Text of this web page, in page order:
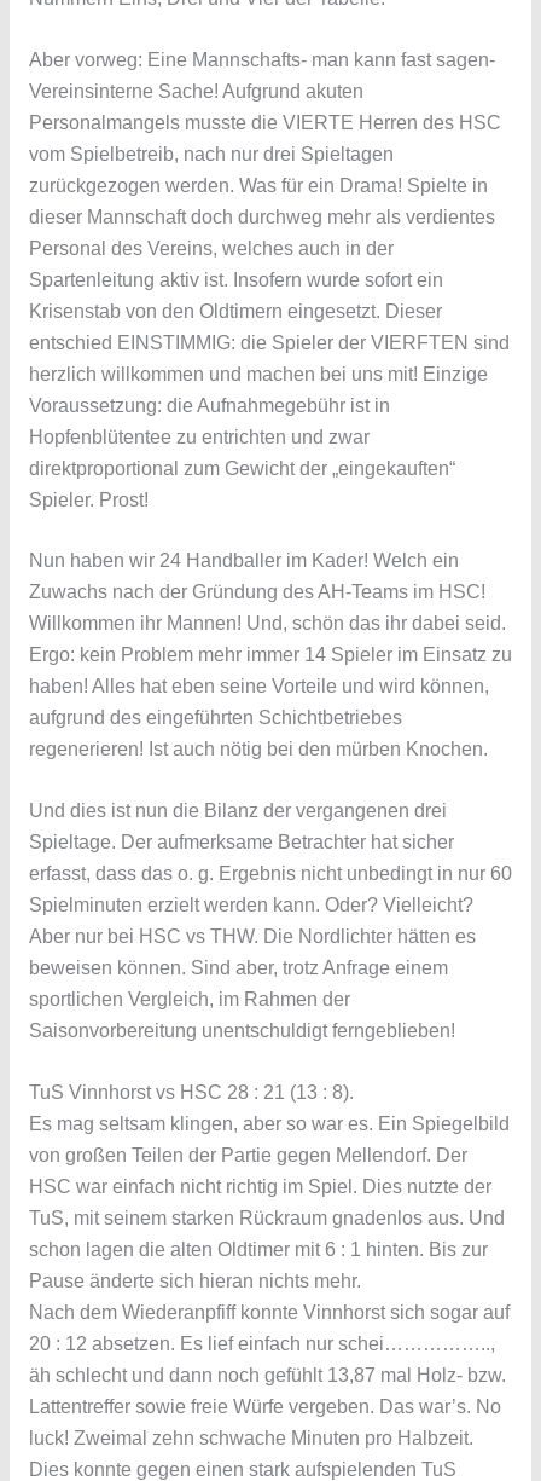
Aber vorweg: Eine Mannschafts- man kann fast sagen-
Vereinsinterne Sache! Aufgrund akuten
Personalmangels musste die VIERTE Herren des HSC
vom Spielbetreib, nach nur drei Spieltagen
zurückgezogen werden. Was für ein Drama! Spielte in
dieser Mannschaft doch durchweg mehr als verdientes
Personal des Vereins, welches auch in der
Spartenleitung aktiv ist. Insofern wurde sofort ein
Krisenstab von den Oldtimern eingesetzt. Dieser
entschied EINSTIMMIG: die Spieler der VIERFTEN sind
herzlich willkommen und machen bei uns mit! Einzige
Voraussetzung: die Aufnahmegebühr ist in
Hopfenblütentee zu entrichten und zwar
direktproportional zum Gewicht der „eingekauften“
Spieler. Prost!
Nun haben wir 24 Handballer im Kader! Welch ein
Zuwachs nach der Gründung des AH-Teams im HSC!
Willkommen ihr Mannen! Und, schön das ihr dabei seid.
Ergo: kein Problem mehr immer 14 Spieler im Einsatz zu
haben! Alles hat eben seine Vorteile und wird können,
aufgrund des eingeführten Schichtbetriebes
regenerieren! Ist auch nötig bei den mürben Knochen.
Und dies ist nun die Bilanz der vergangenen drei
Spieltage. Der aufmerksame Betrachter hat sicher
erfasst, dass das o. g. Ergebnis nicht unbedingt in nur 60
Spielminuten erzielt werden kann. Oder? Vielleicht?
Aber nur bei HSC vs THW. Die Nordlichter hätten es
beweisen können. Sind aber, trotz Anfrage einem
sportlichen Vergleich, im Rahmen der
Saisonvorbereitung unentschuldigt ferngeblieben!
TuS Vinnhorst vs HSC 28 : 21 (13 : 8).
Es mag seltsam klingen, aber so war es. Ein Spiegelbild
von großen Teilen der Partie gegen Mellendorf. Der
HSC war einfach nicht richtig im Spiel. Dies nutzte der
TuS, mit seinem starken Rückraum gnadenlos aus. Und
schon lagen die alten Oldtimer mit 6 : 1 hinten. Bis zur
Pause änderte sich hieran nichts mehr.
Nach dem Wiederanpfiff konnte Vinnhorst sich sogar auf
20 : 12 absetzen. Es lief einfach nur schei……………..,
äh schlecht und dann noch gefühlt 13,87 mal Holz- bzw.
Lattentreffer sowie freie Würfe vergeben. Das war’s. No
luck! Zweimal zehn schwache Minuten pro Halbzeit.
Dies konnte gegen einen stark aufspielenden TuS